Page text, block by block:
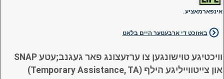
אינפארמאציע.
באזוכט די ארבעטער היים בלאט
וויכטיגע טוישונגען צו ערזעצונג פאר געגנב;עטע SNAP
און צייטווייליגע הילף (Temporary Assistance, TA)